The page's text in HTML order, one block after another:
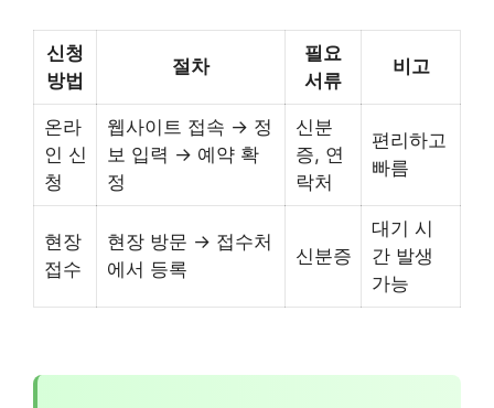
신청
방법
절차
필요
서류
비고
온라
인 신
청
웹사이트 접속 → 정
보 입력 → 예약 확
정
신분
증, 연
락처
편리하고
빠름
현장
접수
현장 방문 → 접수처
에서 등록
신분증
대기 시
간 발생
가능